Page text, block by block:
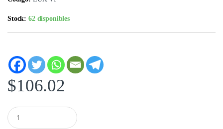
Stock:62 disponibles
$106.02
C
a